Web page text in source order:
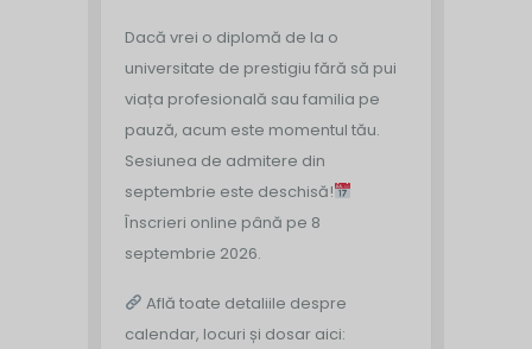
Dacă vrei o diplomă de la o
universitate de prestigiu fără să pui
viața profesională sau familia pe
pauză, acum este momentul tău.
Sesiunea de admitere din
septembrie este deschisă!
Înscrieri online până pe 8
septembrie 2026.
Află toate detaliile despre
calendar, locuri și dosar aici: